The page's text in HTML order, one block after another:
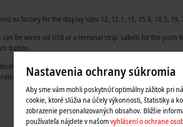
ex factory for the display sizes 12, 12.1, 15, 15.6, 18.5, 19,
be wired via USB or a terminal strip. Labels for the
button.
adapted already from quantity 1. The
push-button
after the selection can be coordinated with the
Nastavenia ochrany súkromia
Aby sme vám mohli poskytnúť optimálny zážitok pri
cookie, ktoré slúžia na účely výkonnosti, štatistiky a
zobrazenie personalizovaných obsahov. Bližšie
používateľa nájdete v našomvyhlásení o ochrane